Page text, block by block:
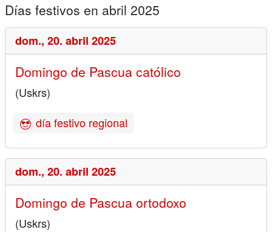
Días festivos en abril 2025
dom., 20. abril 2025
Domingo de Pascua católico
(Uskrs)
día festivo regional
dom., 20. abril 2025
Domingo de Pascua ortodoxo
(Uskrs)